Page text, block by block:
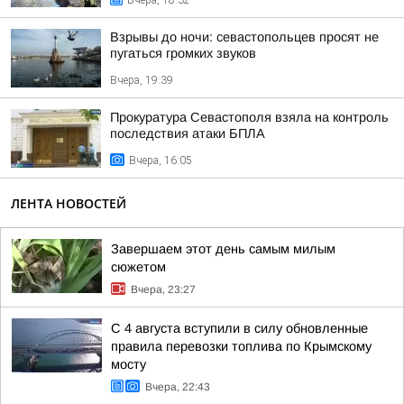
Взрывы до ночи: севастопольцев просят не
пугаться громких звуков
Вчера, 19:39
Прокуратура Севастополя взяла на контроль
последствия атаки БПЛА
Вчера, 16:05
ЛЕНТА НОВОСТЕЙ
Завершаем этот день самым милым
сюжетом
Вчера, 23:27
С 4 августа вступили в силу обновленные
правила перевозки топлива по Крымскому
мосту
Вчера, 22:43